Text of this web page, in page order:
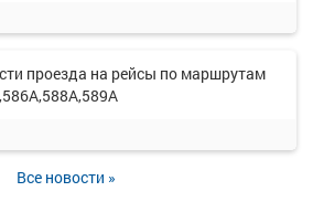
проезда на рейсы по маршрутам
Все новости »